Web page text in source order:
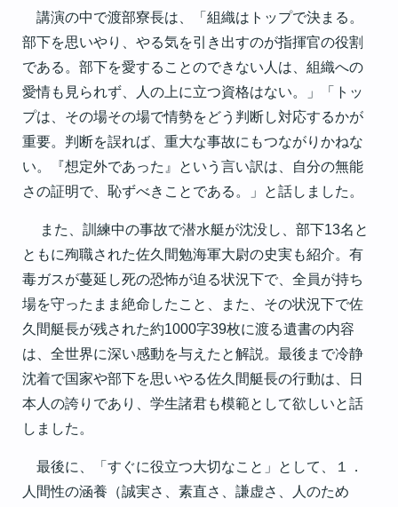
講演の中で渡部寮長は、「組織はトップで決まる。
部下を思いやり、やる気を引き出すのが指揮官の役割
である。部下を愛することのできない人は、組織への
愛情も見られず、人の上に立つ資格はない。」「トッ
プは、その場その場で情勢をどう判断し対応するかが
重要。判断を誤れば、重大な事故にもつながりかねな
い。『想定外であった』という言い訳は、自分の無能
さの証明で、恥ずべきことである。」と話しました。
また、訓練中の事故で潜水艇が沈没し、部下13名と
ともに殉職された佐久間勉海軍大尉の史実も紹介。有
毒ガスが蔓延し死の恐怖が迫る状況下で、全員が持ち
場を守ったまま絶命したこと、また、その状況下で佐
久間艇長が残された約1000字39枚に渡る遺書の内容
は、全世界に深い感動を与えたと解説。最後まで冷静
沈着で国家や部下を思いやる佐久間艇長の行動は、日
本人の誇りであり、学生諸君も模範として欲しいと話
しました。
最後に、「すぐに役立つ大切なこと」として、１．
人間性の涵養（誠実さ、素直さ、謙虚さ、人のため